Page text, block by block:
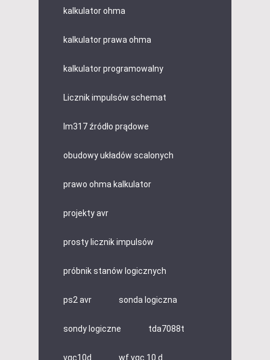
kalkulator ohma
kalkulator prawa ohma
kalkulator programowalny
Licznik impulsów schemat
lm317 źródło prądowe
obudowy układów scalonych
prawo ohma kalkulator
projekty avr
prosty licznik impulsów
próbnik stanów logicznych
ps2 avr sonda logiczna
sondy logiczne tda7088t
vqc10d wf vqc 10 d